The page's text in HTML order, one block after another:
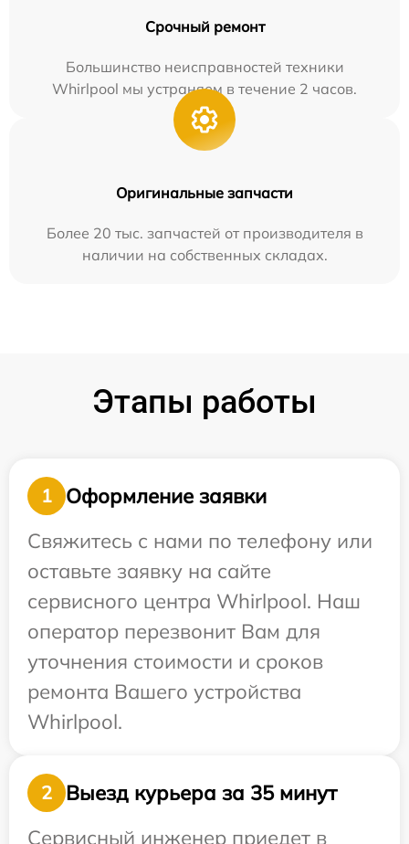
Срочный ремонт
Большинство неисправностей техники
Whirlpool мы устраняем в течение 2 часов.
Оригинальные запчасти
Более 20 тыс. запчастей от производителя в
наличии на собственных складах.
Этапы работы
1
Оформление заявки
Свяжитесь с нами по телефону или
оставьте заявку на сайте
сервисного центра Whirlpool. Наш
оператор перезвонит Вам для
уточнения стоимости и сроков
ремонта Вашего устройства
Whirlpool.
2
Выезд курьера за 35 минут
Сервисный инженер приедет в